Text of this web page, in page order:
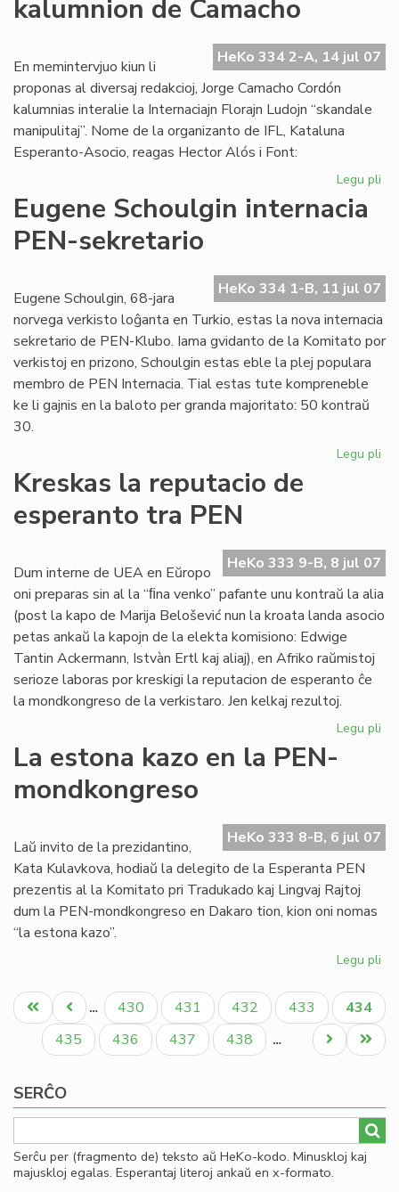
kalumnion de Camacho
HeKo 334 2-A, 14 jul 07
En memintervjuo kiun li
proponas al diversaj redakcioj, Jorge Camacho Cordón
kalumnias interalie la Internaciajn Florajn Ludojn “skandale
manipulitaj”. Nome de la organizanto de IFL, Kataluna
Esperanto-Asocio, reagas Hector Alós i Font:
Legu pli
Eugene Schoulgin internacia
PEN-sekretario
HeKo 334 1-B, 11 jul 07
Eugene Schoulgin, 68-jara
norvega verkisto loĝanta en Turkio, estas la nova internacia
sekretario de PEN-Klubo. Iama gvidanto de la Komitato por
verkistoj en prizono, Schoulgin estas eble la plej populara
membro de PEN Internacia. Tial estas tute kompreneble
ke li gajnis en la baloto per granda majoritato: 50 kontraŭ
30.
Legu pli
Kreskas la reputacio de
esperanto tra PEN
HeKo 333 9-B, 8 jul 07
Dum interne de UEA en Eŭropo
oni preparas sin al la “ﬁna venko” pafante unu kontraŭ la alia
(post la kapo de Marija Belošević nun la kroata landa asocio
petas ankaŭ la kapojn de la elekta komisiono: Edwige
Tantin Ackermann, Istvàn Ertl kaj aliaj), en Afriko raŭmistoj
serioze laboras por kreskigi la reputacion de esperanto ĉe
la mondkongreso de la verkistaro. Jen kelkaj rezultoj.
Legu pli
La estona kazo en la PEN-
mondkongreso
HeKo 333 8-B, 6 jul 07
Laŭ invito de la prezidantino,
Kata Kulavkova, hodiaŭ la delegito de la Esperanta PEN
prezentis al la Komitato pri Tradukado kaj Lingvaj Rajtoj
dum la PEN-mondkongreso en Dakaro tion, kion oni nomas
“la estona kazo”.
Legu pli
en
la
Pagination
Unua
paĝo
Antaŭa
paĝo
… Paĝo
430 Paĝo
431 Paĝo
432 Paĝo
433
Aktuala
paĝo
434
Paĝo
435 Paĝo
436 Paĝo
437 Paĝo
438 …
Last
page
Next
page
SERĈO
Serĉu per (fragmento de) teksto aŭ HeKo-kodo. Minuskloj kaj
majuskloj egalas. Esperantaj literoj ankaŭ en x-formato.